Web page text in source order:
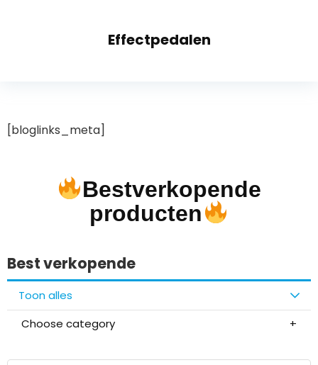
Effectpedalen
[bloglinks_meta]
Bestverkopende
producten
Best verkopende
Toon alles
Choose category